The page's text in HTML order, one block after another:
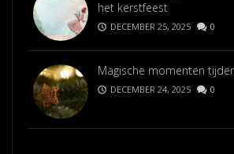
het kerstfeest
DECEMBER 25, 2025 0
Magische momenten
DECEMBER 24, 2025 0